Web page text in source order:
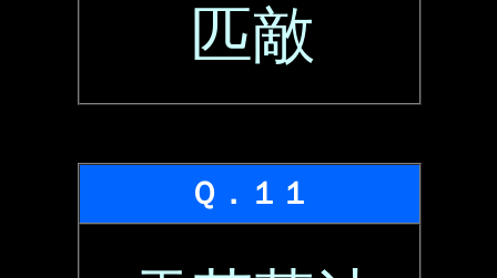
匹敵
Ｑ．１１